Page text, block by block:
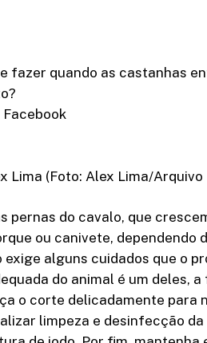
fazer quando as castanhas
Facebook
Lima (Foto: Alex Lima/Arquivo
pernas do cavalo, que
ou canivete, dependendo
alguns cuidados que o
do animal é um deles,
o corte delicadamente para
limpeza e desinfecção